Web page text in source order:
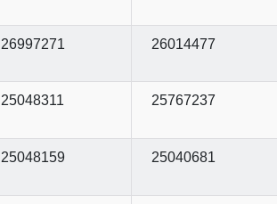
26997271 26014477
25048311 25767237
25048159 25040681